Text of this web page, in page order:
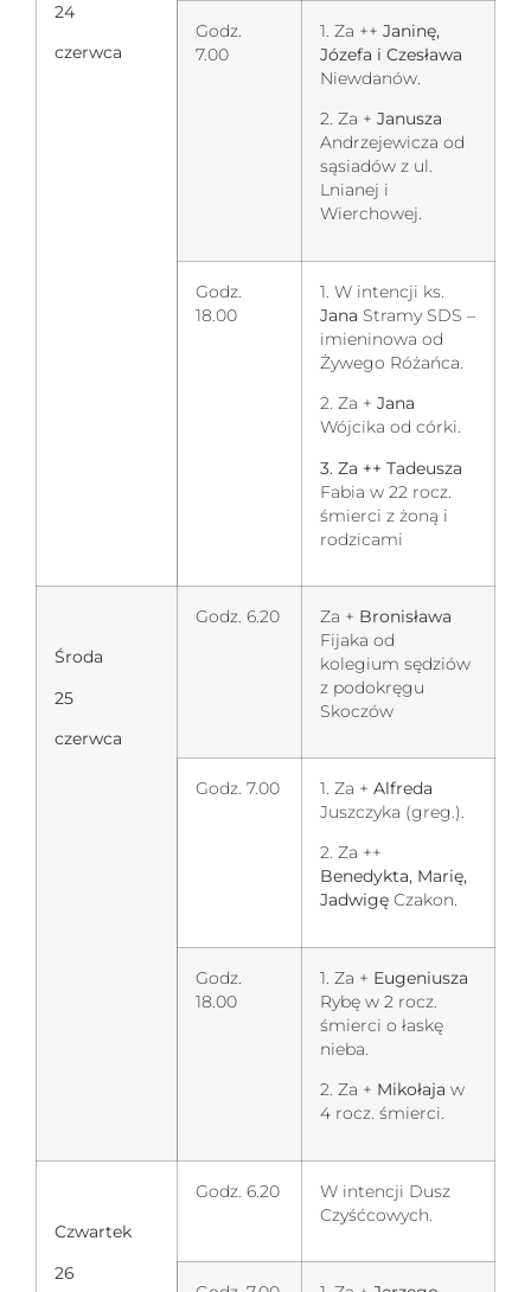
24
czerwca
Godz.
7.00
1. Za ++ Janinę,
Józefa i Czesława
Niewdanów.
2. Za + Janusza
Andrzejewicza od
sąsiadów z ul.
Lnianej i
Wierchowej.
Godz.
18.00
1. W intencji ks.
Jana Stramy SDS –
imieninowa od
Żywego Różańca.
2. Za + Jana
Wójcika od córki.
3. Za ++ Tadeusza
Fabia w 22 rocz.
śmierci z żoną i
rodzicami
Środa
25
czerwca
Godz. 6.20 Za + Bronisława
Fijaka od
kolegium sędziów
z podokręgu
Skoczów
Godz. 7.00 1. Za + Alfreda
Juszczyka (greg.).
2. Za ++
Benedykta, Marię,
Jadwigę Czakon.
Godz.
18.00
1. Za + Eugeniusza
Rybę w 2 rocz.
śmierci o łaskę
nieba.
2. Za + Mikołaja w
4 rocz. śmierci.
Czwartek
26
Godz. 6.20
W intencji Dusz
Czyśćcowych.